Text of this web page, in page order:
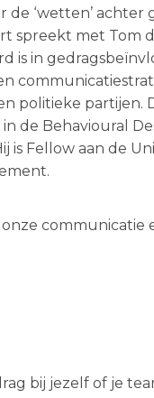
‘wetten’ achter
spreekt met Tom
is in
politieke partijen.
de Behavioural
is Fellow aan de
communicatie
bij jezelf of je